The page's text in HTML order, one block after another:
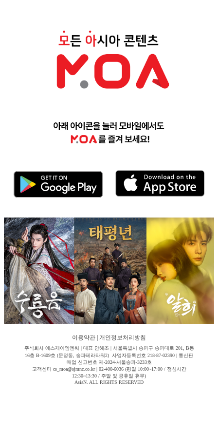
이용약관 개인정보처리방침
주식회사 에스제이엠엔씨 | 대표 안해조 | 서울특별시 송파구 송파대로 201, B동
16층 B-1609호 (문정동, 송파테라타워2) 사업자등록번호 218-87-02390 | 통신판
매업 신고번호 제-2024-서울송파-3233호
고객센터 cs_moa@sjmnc.co.kr | 02-400-6036 (평일 10:00~17:00 / 점심시간
12:30~13:30 / 주말 및 공휴일 휴무)
AsiaN. ALL RIGHTS RESERVED